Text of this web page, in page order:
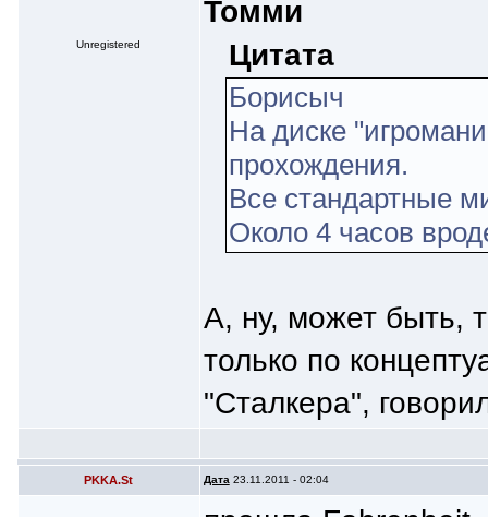
Unregistered
Томми
Цитата
Борисыч
На диске
прохождения.
Все стандартные
Около 4 часов
А, ну, может быть,
только по
"Сталкера",
PKKA.St Дата 23.11.2011 - 02:04